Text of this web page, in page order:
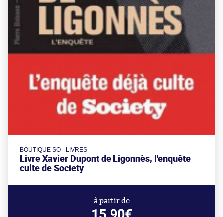
BOUTIQUE SO - LIVRES
Livre Xavier Dupont de Ligonnès, l'enquête
culte de Society
à partir de